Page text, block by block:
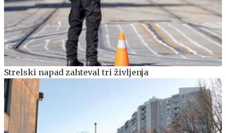
Strelski napad zahteval tri življenja